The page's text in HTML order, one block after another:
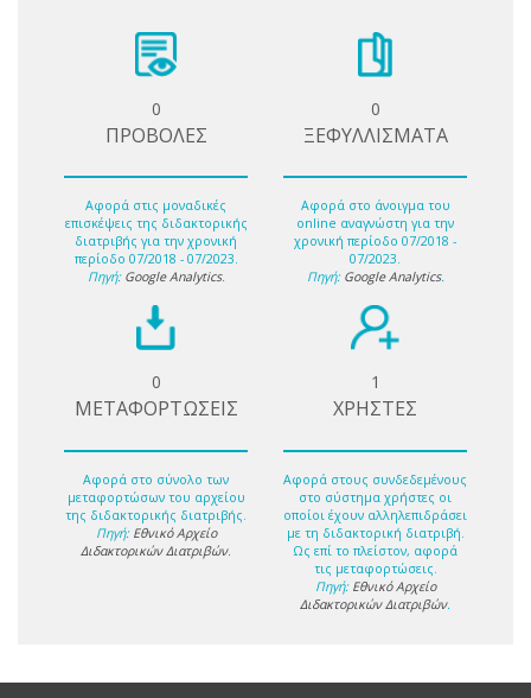
0
ΠΡΟΒΟΛΕΣ
Αφορά στις μοναδικές
επισκέψεις της διδακτορικής
διατριβής για την χρονική
περίοδο 07/2018 - 07/2023.
Πηγή: Google Analytics.
0
ΞΕΦΥΛΛΙΣΜΑΤΑ
Αφορά στο άνοιγμα του
online αναγνώστη για την
χρονική περίοδο 07/2018 -
07/2023.
Πηγή: Google Analytics.
0
ΜΕΤΑΦΟΡΤΩΣΕΙΣ
Αφορά στο σύνολο των
μεταφορτώσων του αρχείου
της διδακτορικής διατριβής.
Πηγή: Εθνικό Αρχείο
Διδακτορικών Διατριβών.
1
ΧΡΗΣΤΕΣ
Αφορά στους συνδεδεμένους
στο σύστημα χρήστες οι
οποίοι έχουν αλληλεπιδράσει
με τη διδακτορική διατριβή.
Ως επί το πλείστον, αφορά
τις μεταφορτώσεις.
Πηγή: Εθνικό Αρχείο
Διδακτορικών Διατριβών.